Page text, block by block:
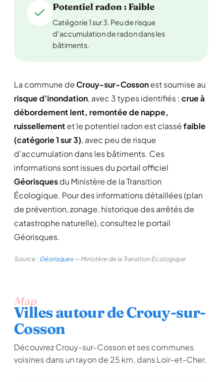
Potentiel radon : Faible
Catégorie 1 sur 3. Peu de risque
d'accumulation de radon dans les
bâtiments.
La commune deCrouy-sur-Cossonest soumise au
risque d'inondation, avec 3 types identifiés : crue à
débordement lent, remontée de nappe,
ruissellement et le potentiel radon est classéfaible
(catégorie 1 sur 3), avec peu de risque
d'accumulation dans les bâtiments. Ces
informations sont issues du portail officiel
Géorisquesdu Ministère de la Transition
Écologique. Pour des informations détaillées (plan
de prévention, zonage, historique des arrêtés de
catastrophe naturelle), consultez le portail
Géorisques.
Source :Géorisques— Ministère de la Transition Écologique
Map
Villes autour de Crouy-sur-
Cosson
Découvrez Crouy-sur-Cosson et ses communes
voisines dans un rayon de 25 km, dans Loir-et-Cher.